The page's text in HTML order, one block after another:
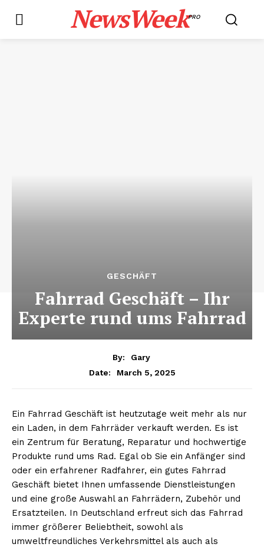
NewsWeekPRO
GESCHÄFT
Fahrrad Geschäft – Ihr
Experte rund ums Fahrrad
By:
Gary
Date:
March 5, 2025
Ein Fahrrad Geschäft ist heutzutage weit mehr als nur
ein Laden, in dem Fahrräder verkauft werden. Es ist
ein Zentrum für Beratung, Reparatur und hochwertige
Produkte rund ums Rad. Egal ob Sie ein Anfänger sind
oder ein erfahrener Radfahrer, ein gutes Fahrrad
Geschäft bietet Ihnen umfassende Dienstleistungen
und eine große Auswahl an Fahrrädern, Zubehör und
Ersatzteilen. In Deutschland erfreut sich das Fahrrad
immer größerer Beliebtheit, sowohl als
umweltfreundliches Verkehrsmittel als auch als